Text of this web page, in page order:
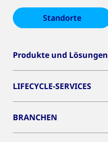
Standorte
Produkte und Lösungen
LIFECYCLE-SERVICES
BRANCHEN